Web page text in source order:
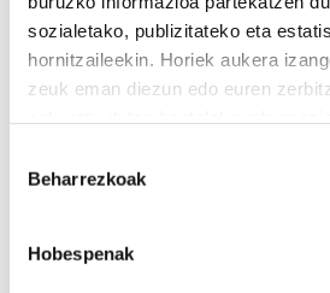
sozialetako, publizitateko eta
hornitzaileekin. Horiek aukera
zeuk eman diezun edo euren
hautatzea
Beharrezkoak
Hobespenak
edizio bat egingo da.
xilografiko bat sortzen